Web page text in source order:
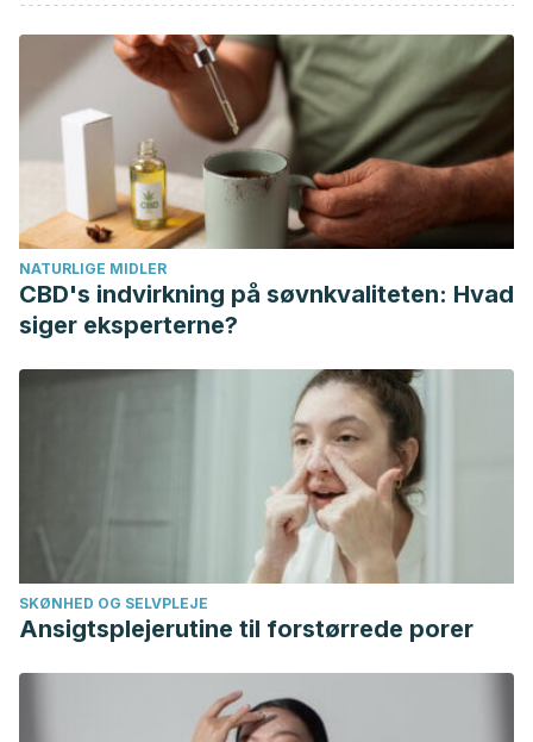
NATURLIGE MIDLER
CBD's indvirkning på søvnkvaliteten: Hvad
siger eksperterne?
SKØNHED OG SELVPLEJE
Ansigtsplejerutine til forstørrede porer